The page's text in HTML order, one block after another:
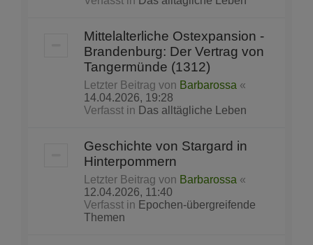
Mittelalterliche Ostexpansion -
Brandenburg: Der Vertrag von
Tangermünde (1312)
Letzter Beitrag von Barbarossa «
14.04.2026, 19:28
Verfasst in Das alltägliche Leben
Geschichte von Stargard in
Hinterpommern
Letzter Beitrag von Barbarossa «
12.04.2026, 11:40
Verfasst in Epochen-übergreifende
Themen